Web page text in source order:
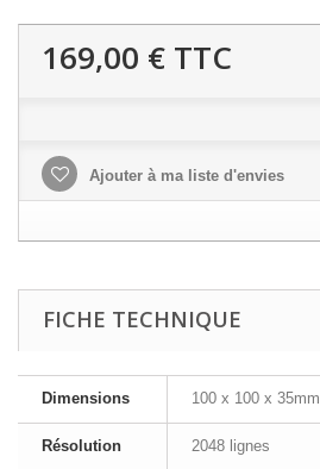
169,00 € TTC
Ajouter à ma liste d'envies
FICHE TECHNIQUE
Dimensions 100 x 100 x 35mm
Résolution 2048 lignes